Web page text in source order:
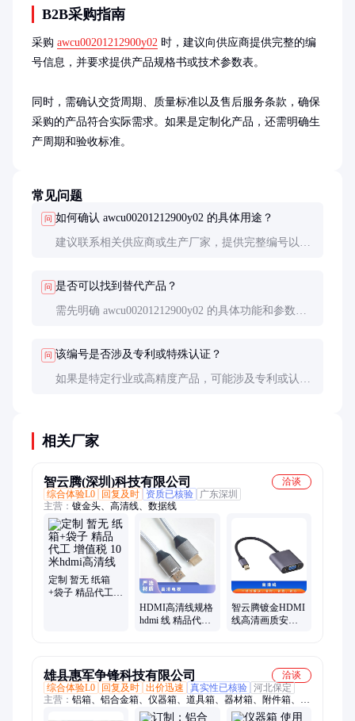
B2B采购指南
采购 awcu00201212900y02 时，建议向供应商提供完整的编
号信息，并要求提供产品规格书或技术参数表。
同时，需确认交货周期、质量标准以及售后服务条款，确保
采购的产品符合实际需求。如果是定制化产品，还需明确生
产周期和验收标准。
常见问题
问 如何确认 awcu00201212900y02 的具体用途？
建议联系相关供应商或生产厂家，提供完整编号以获
问 是否可以找到替代产品？
需先明确 awcu00201212900y02 的具体功能和参数，
问 该编号是否涉及专利或特殊认证？
如果是特定行业或高精度产品，可能涉及专利或认证
相关厂家
智云腾(深圳)科技有限公司
洽谈
综合体验L0
回复及时 资质已核验
广东深圳
主营： 镀金头、高清线、数据线
定制 暂无 纸箱
+袋子 精品代工
HDMI高清线规格
hdmi 线 精品代工
智云腾镀金HDMI
线高清画质安全
雄县惠军争锋科技有限公司
洽谈
综合体验L0
回复及时 出价迅速 真实性已核验 河北保定
主营： 铝箱、铝合金箱、仪器箱、道具箱、器材箱、附件箱、收
纳箱、航空箱、工具箱、电子仪表箱、实验仪器包装箱、消防器